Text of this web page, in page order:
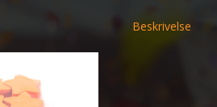
Beskrivelse